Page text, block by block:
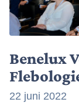
Benelux
22 juni 2022